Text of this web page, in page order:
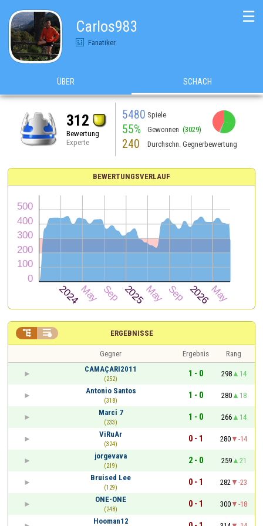
Carlos983
Fanatiker
☰
ÜBER SCHACH
312
Bewertung
Experte
5480 Spiele
55% Gewonnen (3029)
240 Durchschn. Gegnerbewertung
BEWERTUNGSVERLAUF
ERGEBNISSE
 
Gegner Ergebnis
Rang
CAMAÇARI2011
(252)
1 - 0 298
14
Antonio Santos
(318)
1 - 0 280
18
Marci 7
(233)
1 - 0 266
14
ViRuAr
(324)
0 - 1 280
-14
jorgevava
(219)
2 - 0 259
21
Bruised Lee
(129)
0 - 1 282
-23
ONE-ONE
(248)
0 - 1 300
-18
Hooman12